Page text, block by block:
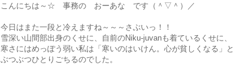
こんにちは～☆ 事務の おーあな です（＾▽＾）／
今日はまた一段と冷えますね～～～さぶいっ！！
雪深い山間部出身のくせに、自前のNiku-juvanも着ているくせに、
寒さにはめっぽう弱い私は「寒いのはいけん。心が貧しくなる」と
ぶつぶつひとりごちるのでした。